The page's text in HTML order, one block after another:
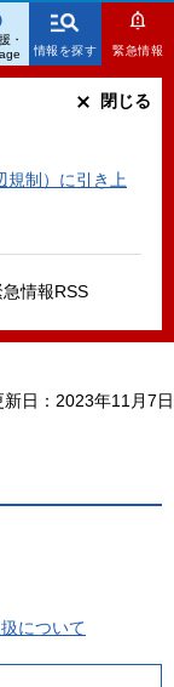
情報を探す 緊急情報
規制）に引き上
急情報RSS
閉じる
・
新日：2023年11月7日
について